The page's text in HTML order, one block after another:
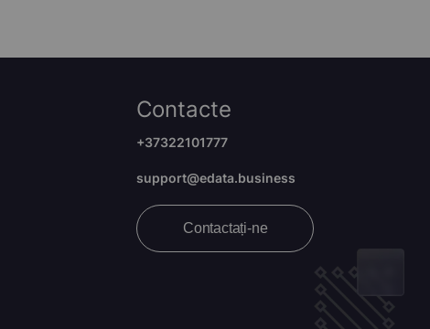
Contacte
+37322101777
support@edata.business
Contactați-ne